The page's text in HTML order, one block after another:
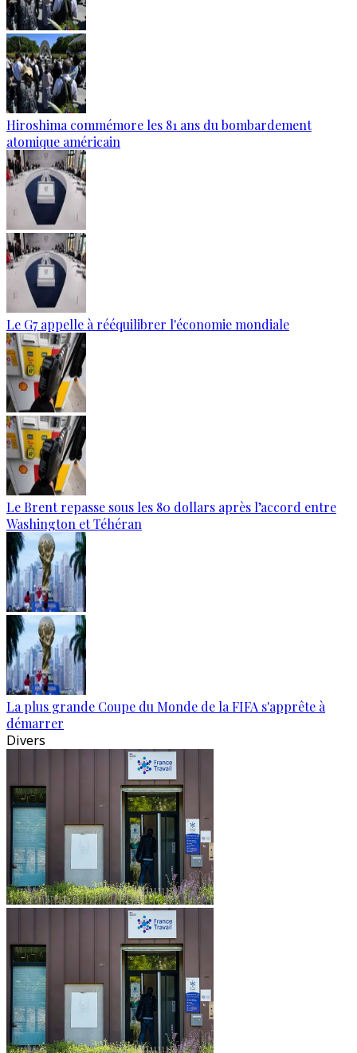
Hiroshima commémore les 81 ans du bombardement
atomique américain
Le G7 appelle à rééquilibrer l'économie mondiale
Le Brent repasse sous les 80 dollars après l’accord entre
Washington et Téhéran
La plus grande Coupe du Monde de la FIFA s'apprête à
démarrer
Divers